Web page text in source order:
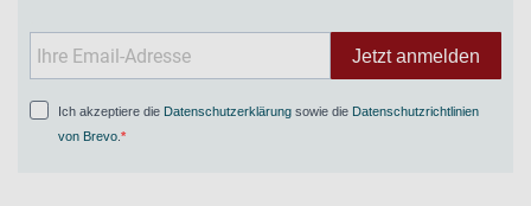
Jetzt anmelden
Ich akzeptiere die Datenschutzerklärung sowie die Datenschutzrichtlinien
von Brevo